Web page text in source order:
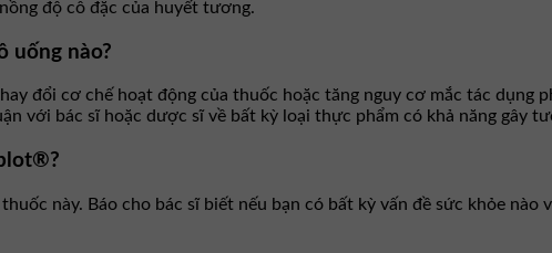
độ cô đặc của huyết tương.
uống nào?
đổi cơ chế hoạt động của thuốc hoặc tăng nguy cơ mắc tác dụng
với bác sĩ hoặc dược sĩ về bất kỳ loại thực phẩm có khả năng gây
này. Báo cho bác sĩ biết nếu bạn có bất kỳ vấn đề sức khỏe nào